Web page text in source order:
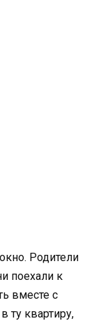
Родители
поехали к
вместе с
ту квартиру,